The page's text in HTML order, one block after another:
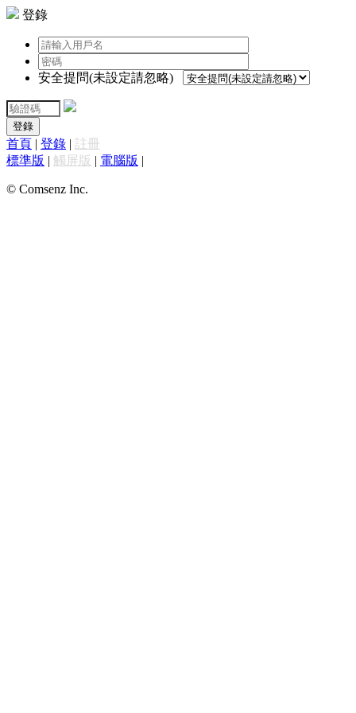
登錄
安全提問(未設定請忽略)
登錄
首頁 | 登錄 | 註冊
標準版 | 觸屏版 | 電腦版 |
© Comsenz Inc.